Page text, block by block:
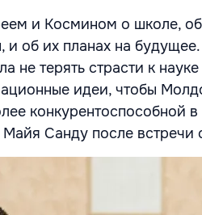
и Космином о школе,
и об их планах на
не терять страсти к
идеи, чтобы
конкурентоспособной
Майя Санду после